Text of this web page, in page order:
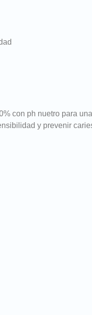
con ph nuetro para
y prevenir